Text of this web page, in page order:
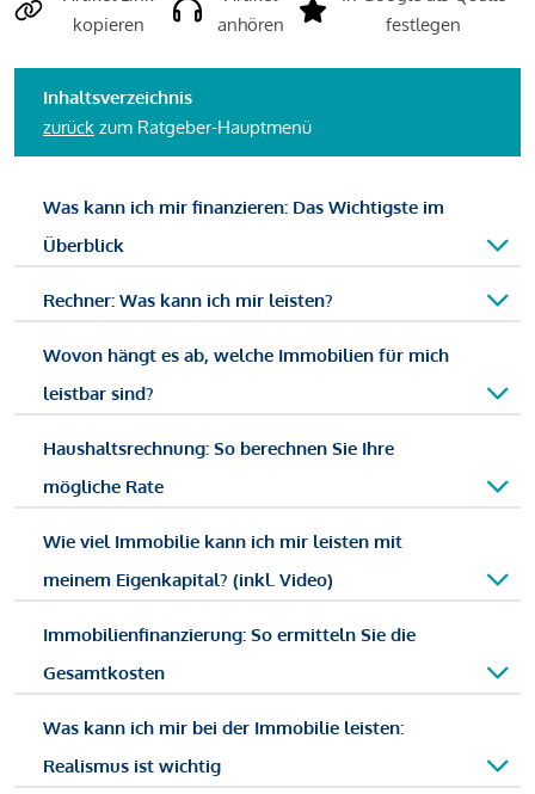
kopieren
anhören
festlegen
Inhaltsverzeichnis
zurück zum Ratgeber-Hauptmenü
Was kann ich mir finanzieren: Das Wichtigste im
Überblick
Rechner: Was kann ich mir leisten?
Wovon hängt es ab, welche Immobilien für mich
leistbar sind?
Haushaltsrechnung: So berechnen Sie Ihre
mögliche Rate
Wie viel Immobilie kann ich mir leisten mit
meinem Eigenkapital? (inkl. Video)
Immobilienfinanzierung: So ermitteln Sie die
Gesamtkosten
Was kann ich mir bei der Immobilie leisten:
Realismus ist wichtig